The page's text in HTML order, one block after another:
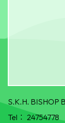
S.K.H. BISHOP
Tel： 24754778